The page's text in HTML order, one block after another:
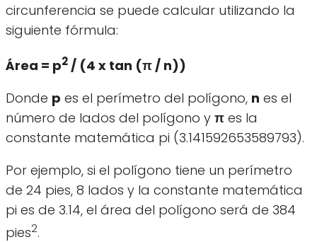
circunferencia se puede calcular utilizando la
siguiente fórmula:
Área = p2 / (4 x tan (π / n))
Donde p es el perímetro del polígono, n es el
número de lados del polígono y π es la
constante matemática pi (3.141592653589793).
Por ejemplo, si el polígono tiene un perímetro
de 24 pies, 8 lados y la constante matemática
pi es de 3.14, el área del polígono será de 384
pies2.